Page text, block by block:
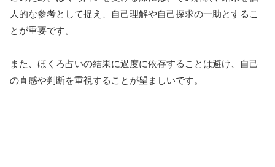
人的な参考として捉え、自己理解や自己探求の一助とするこ
とが重要です。
また、ほくろ占いの結果に過度に依存することは避け、自己
の直感や判断を重視することが望ましいです。